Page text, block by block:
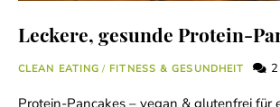
Leckere, gesunde Protein-
CLEAN EATING / FITNESS & GESUNDHEIT 2